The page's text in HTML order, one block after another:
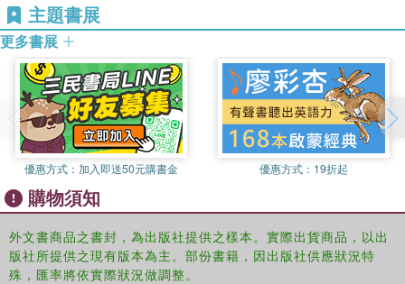
主題書展
更多書展
優惠方式： 加入即送50元購書金 優惠方式： 19折起
購物須知
外文書商品之書封，為出版社提供之樣本。實際出貨商品，以出
版社所提供之現有版本為主。部份書籍，因出版社供應狀況特
殊，匯率將依實際狀況做調整。